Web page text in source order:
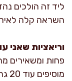
ליד זה הולכים
השראה קלה
וריאציות שאני
פחות ומשאירים